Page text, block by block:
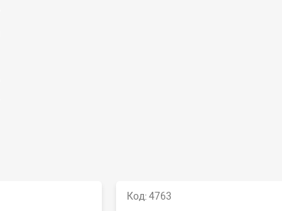
Код: 4763